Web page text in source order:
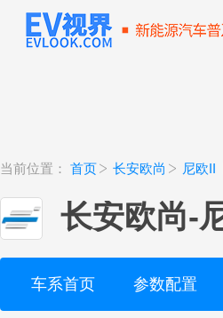
当前位置： 首页 长安欧尚 尼欧II
长安欧尚-
车系首页 参数配置